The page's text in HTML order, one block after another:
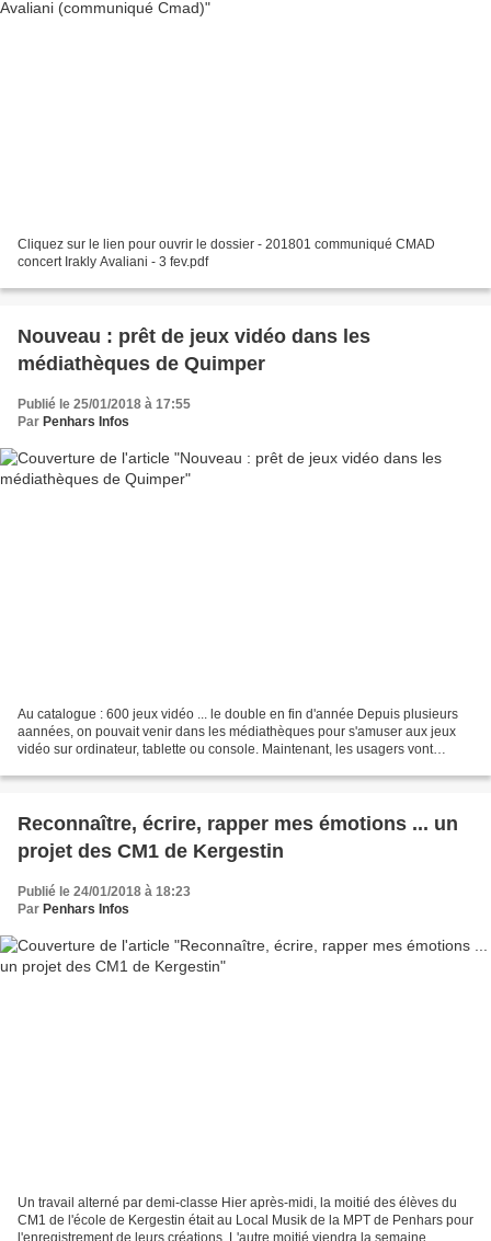
Cliquez sur le lien pour ouvrir le dossier - 201801 communiqué CMAD
concert Irakly Avaliani - 3 fev.pdf
Nouveau : prêt de jeux vidéo dans les
médiathèques de Quimper
Publié le 25/01/2018 à 17:55
Par Penhars Infos
Au catalogue : 600 jeux vidéo ... le double en fin d'année Depuis plusieurs
aannées, on pouvait venir dans les médiathèques pour s'amuser aux jeux
vidéo sur ordinateur, tablette ou console. Maintenant, les usagers vont
Reconnaître, écrire, rapper mes émotions ... un
projet des CM1 de Kergestin
Publié le 24/01/2018 à 18:23
Par Penhars Infos
Un travail alterné par demi-classe Hier après-midi, la moitié des élèves du
CM1 de l'école de Kergestin était au Local Musik de la MPT de Penhars pour
l'enregistrement de leurs créations. L'autre moitié viendra la semaine